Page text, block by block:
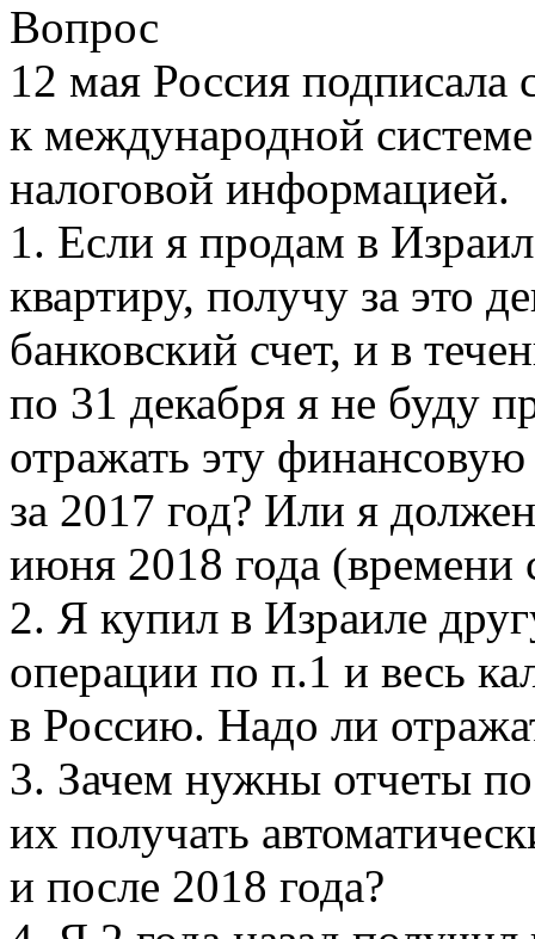
Вопрос
12 мая Россия подписала
к международной
налоговой информацией.
1. Если я продам в
квартиру, получу за это
банковский счет, и в
по 31 декабря я не буду
отражать эту
за 2017 год? Или я
июня 2018 года (времени
2. Я купил в Израиле
операции по п.1 и весь
в Россию. Надо ли
3. Зачем нужны отчеты
их получать
и после 2018 года?